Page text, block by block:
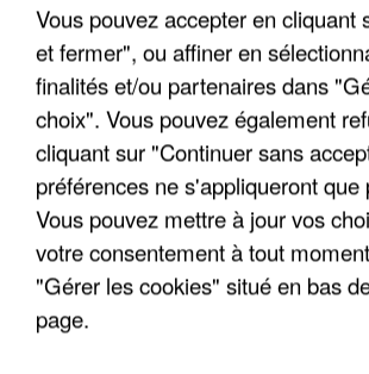
LES INTERVIEWS CHANTE
FRANCE
"JE SUIS À
ENFOIRÉS"
Vous pouvez accepter en cliquant
et fermer", ou affiner en
finalités et/ou partenaires dans
choix". Vous pouvez également
cliquant sur "Continuer sans
préférences ne s'appliqueront que
Vous pouvez mettre à jour vos
votre consentement à tout
"Gérer les cookies" situé en bas
page.